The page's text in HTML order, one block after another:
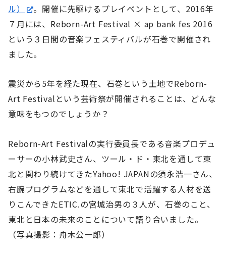
ル）
。開催に先駆けるプレイベントとして、2016年
７月には、Reborn-Art Festival × ap bank fes 2016
という３日間の音楽フェスティバルが石巻で開催され
ました。
震災から5年を経た現在、石巻という土地でReborn-
Art Festivalという芸術祭が開催されることは、どんな
意味をもつのでしょうか？
Reborn-Art Festivalの実行委員長である音楽プロデュ
ーサーの小林武史さん、ツール・ド・東北を通して東
北と関わり続けてきたYahoo! JAPANの須永浩一さん、
右腕プログラムなどを通して東北で活躍する人材を送
りこんできたETIC.の宮城治男の３人が、石巻のこと、
東北と日本の未来のことについて語り合いました。
（写真撮影：舟木公一郎）